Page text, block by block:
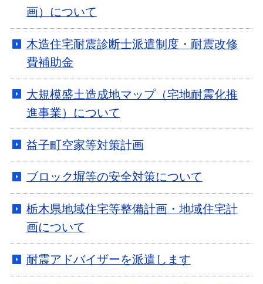
画）について
木造住宅耐震診断士派遣制度・耐震改修
費補助金
大規模盛土造成地マップ（宅地耐震化推
進事業）について
益子町空家等対策計画
ブロック塀等の安全対策について
栃木県地域住宅等整備計画・地域住宅計
画について
耐震アドバイザーを派遣します